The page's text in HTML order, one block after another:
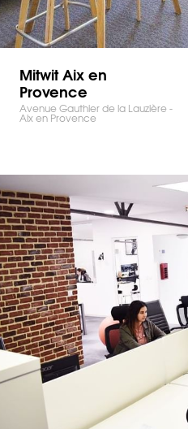
Mitwit Aix en
Provence
Avenue Gauthier de la Lauzière -
Aix en Provence